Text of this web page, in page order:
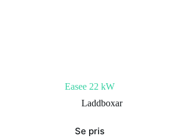
Easee 22 kW
Laddboxar
Se pris